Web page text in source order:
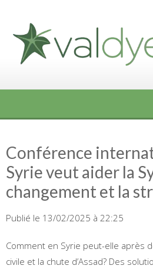
content
Conférence
Syrie veut aider la
changement et la
Publié le 13/02/2025 à 22:25
Comment en Syrie peut-elle après
civile et la chute d’Assad? Des